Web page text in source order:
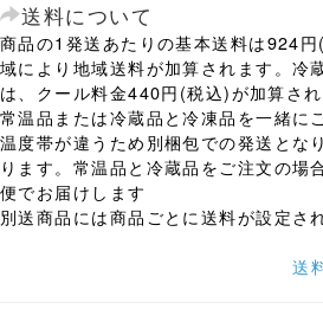
送料について
商品の1発送あたりの基本送料は924
域により地域送料が加算されます。冷
は、クール料金440円(税込)が加算さ
常温品または冷蔵品と冷凍品を一緒に
温度帯が違うため別梱包での発送とな
ります。常温品と冷蔵品をご注文の場
便でお届けします
別送商品には商品ごとに送料が設定さ
送